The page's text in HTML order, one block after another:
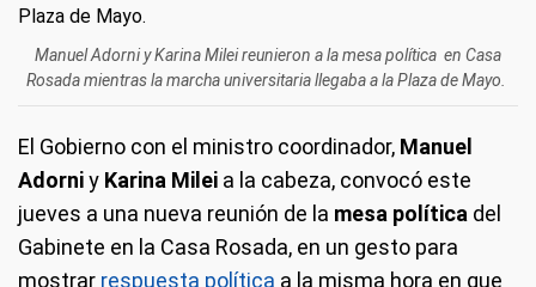
Manuel Adorni y Karina Milei reunieron a la mesa política en Casa
Rosada mientras la marcha universitaria llegaba a la Plaza de Mayo.
El Gobierno con el ministro coordinador, Manuel
Adorniy Karina Milei a la cabeza, convocó este
jueves a una nueva reunión de la mesa política del
Gabinete en la Casa Rosada, en un gesto para
mostrar respuesta política a la misma hora en que